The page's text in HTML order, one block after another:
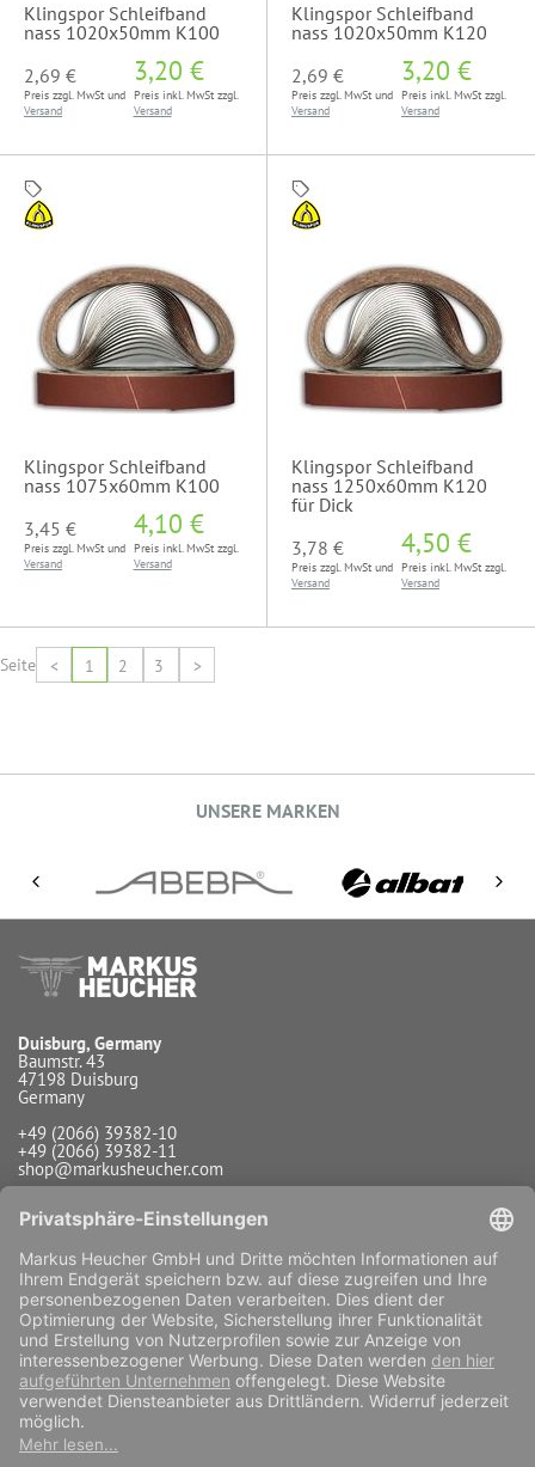
Klingspor Schleifband
nass 1020x50mm K100
2,69 €
Preis zzgl. MwSt und
Versand
3,20 €
Preis inkl. MwSt zzgl.
Versand
Klingspor Schleifband
nass 1020x50mm K120
2,69 €
Preis zzgl. MwSt und
Versand
3,20 €
Preis inkl. MwSt zzgl.
Versand
Klingspor Schleifband
nass 1075x60mm K100
3,45 €
Preis zzgl. MwSt und
Versand
4,10 €
Preis inkl. MwSt zzgl.
Versand
Klingspor Schleifband
nass 1250x60mm K120
für Dick
3,78 €
Preis zzgl. MwSt und
Versand
4,50 €
Preis inkl. MwSt zzgl.
Versand
Seite < 1 2 3 >
UNSERE MARKEN
Duisburg, Germany
Baumstr. 43
47198 Duisburg
Germany
+49 (2066) 39382-10
+49 (2066) 39382-11
shop@markusheucher.com
Info / Service
Zahlungsarten
Versandarten